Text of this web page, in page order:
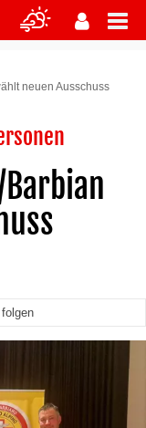
neuen Ausschuss